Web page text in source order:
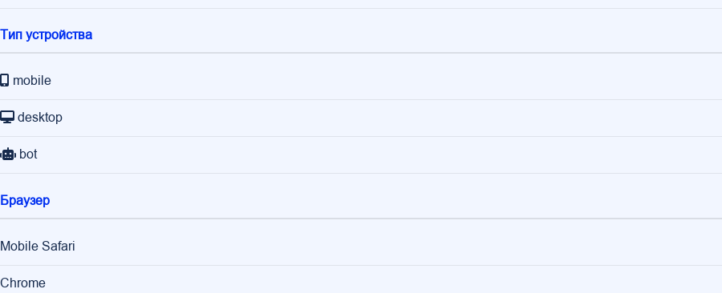
Тип устройства
mobile
desktop
bot
Браузер
Mobile Safari
Chrome